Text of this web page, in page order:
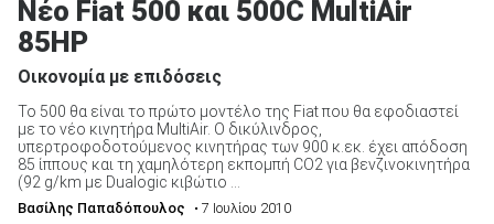
Νέο Fiat 500 και 500C MultiAir
85HP
Οικονομία με επιδόσεις
Το 500 θα είναι το πρώτο μοντέλο της Fiat που θα εφοδιαστεί
με το νέο κινητήρα MultiAir. Ο δικύλινδρος,
υπερτροφοδοτούμενος κινητήρας των 900 κ.εκ. έχει απόδοση
85 ίππους και τη χαμηλότερη εκπομπή CO2 για βενζινοκινητήρα
(92 g/km με Dualogic κιβώτιο ...
Βασίλης Παπαδόπουλος • 7 Ιουλίου 2010